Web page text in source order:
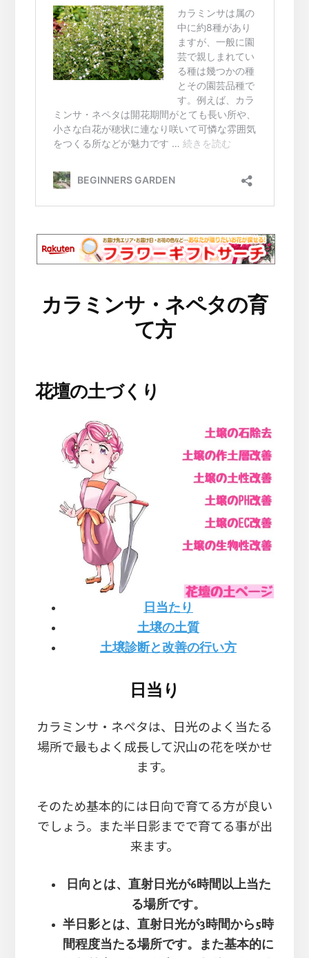
カラミンサ・ネペタの育
て方
花壇の土づくり
日当たり
土壌の土質
土壌診断と改善の行い方
日当り
カラミンサ・ネペタは、日光のよく当たる
場所で最もよく成長して沢山の花を咲かせ
ます。
そのため基本的には日向で育てる方が良い
でしょう。また半日影までで育てる事が出
来ます。
日向とは、直射日光が6時間以上当た
る場所です。
半日影とは、直射日光が3時間から5時
間程度当たる場所です。また基本的に